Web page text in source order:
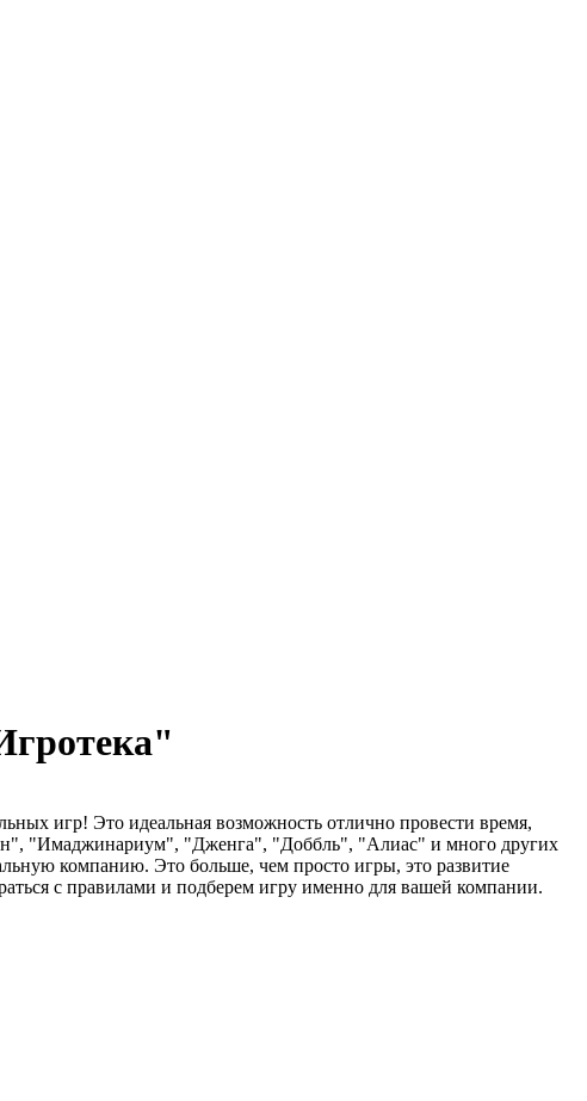
игр! Это идеальная возможность отлично провести время,
"Имаджинариум", "Дженга", "Доббль", "Алиас" и много других
компанию. Это больше, чем просто игры, это развитие
с правилами и подберем игру именно для вашей компании.